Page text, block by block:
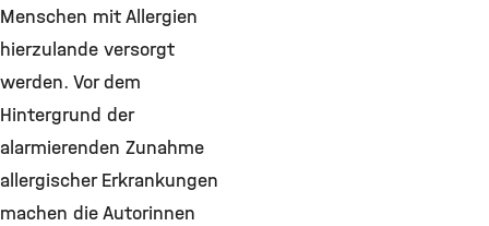
Menschen mit Allergien
hierzulande versorgt
werden. Vor dem
Hintergrund der
alarmierenden Zunahme
allergischer Erkrankungen
machen die Autorinnen